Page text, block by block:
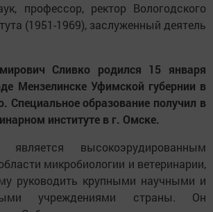
профессор, ректор Вологодского
(1951-1969), заслуженный деятель
Сливко родился 15 января
Мензелинске Уфимской губернии в
Специальное образование получил в
институте в г. Омске.
высокоэрудированным
микробиологии и ветеринарии,
руководить крупными научными и
учреждениями страны. Он